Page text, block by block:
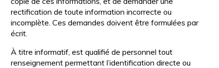
rectification de toute information incorrecte ou
incomplète. Ces demandes doivent être formulées par
écrit.
À titre informatif, est qualifié de personnel tout
renseignement permettant l’identification directe ou